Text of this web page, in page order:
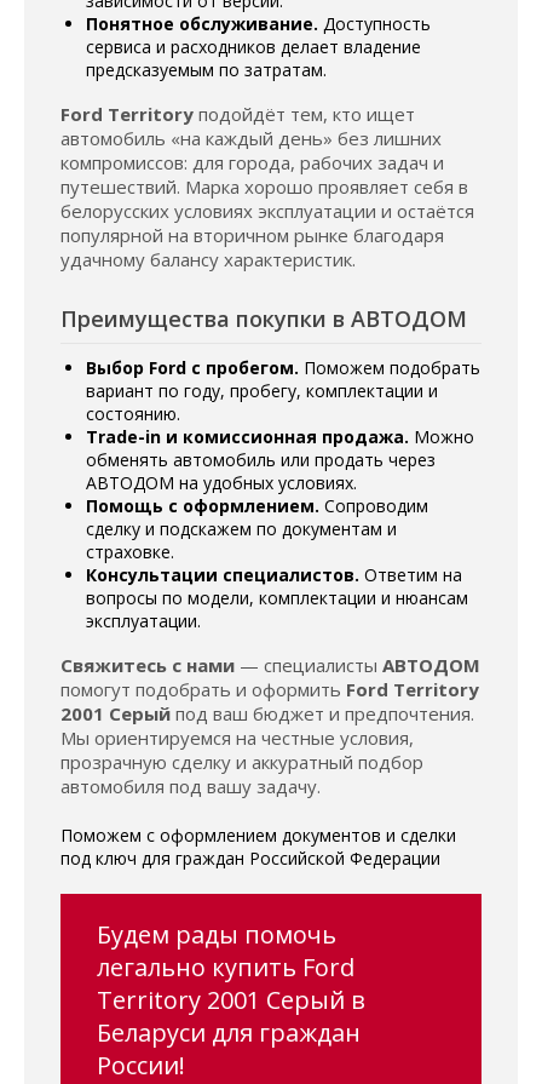
Понятное обслуживание. Доступность
сервиса и расходников делает владение
предсказуемым по затратам.
Ford Territory подойдёт тем, кто ищет
автомобиль «на каждый день» без лишних
компромиссов: для города, рабочих задач и
путешествий. Марка хорошо проявляет себя в
белорусских условиях эксплуатации и остаётся
популярной на вторичном рынке благодаря
удачному балансу характеристик.
Преимущества покупки в АВТОДОМ
Выбор Ford с пробегом. Поможем подобрать
вариант по году, пробегу, комплектации и
состоянию.
Trade-in и комиссионная продажа. Можно
обменять автомобиль или продать через
АВТОДОМ на удобных условиях.
Помощь с оформлением. Сопроводим
сделку и подскажем по документам и
страховке.
Консультации специалистов. Ответим на
вопросы по модели, комплектации и нюансам
эксплуатации.
Свяжитесь с нами — специалисты АВТОДОМ
помогут подобрать и оформить Ford Territory
2001 Серый под ваш бюджет и предпочтения.
Мы ориентируемся на честные условия,
прозрачную сделку и аккуратный подбор
автомобиля под вашу задачу.
Поможем с оформлением документов и сделки
под ключ для граждан Российской Федерации
Будем рады помочь
легально купить Ford
Territory 2001 Серый в
Беларуси для граждан
России!